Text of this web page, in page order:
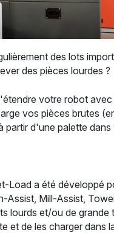
des lots
des pièces lourdes ?
votre robot
vos pièces brutes
partir d'une palette
Load a été développé
Assist, Mill-Assist,
lourds et/ou de grande
et de les charger dans